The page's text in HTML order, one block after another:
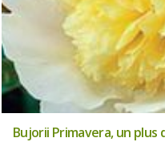
Bujorii Primavera, un